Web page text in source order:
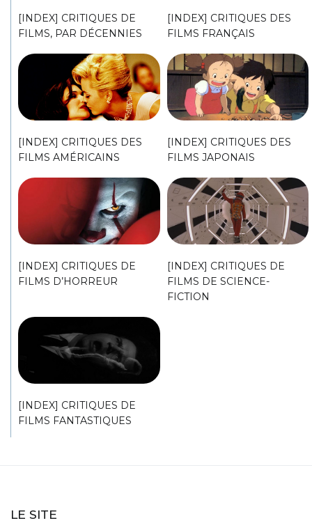
[INDEX] CRITIQUES DE
FILMS, PAR DÉCENNIES
[INDEX] CRITIQUES DES
FILMS FRANÇAIS
[INDEX] CRITIQUES DES
FILMS AMÉRICAINS
[INDEX] CRITIQUES DES
FILMS JAPONAIS
[INDEX] CRITIQUES DE
FILMS D’HORREUR
[INDEX] CRITIQUES DE
FILMS DE SCIENCE-
FICTION
[INDEX] CRITIQUES DE
FILMS FANTASTIQUES
LE SITE